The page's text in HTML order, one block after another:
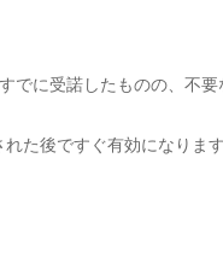
に受諾したものの、不
た後ですぐ有効になります